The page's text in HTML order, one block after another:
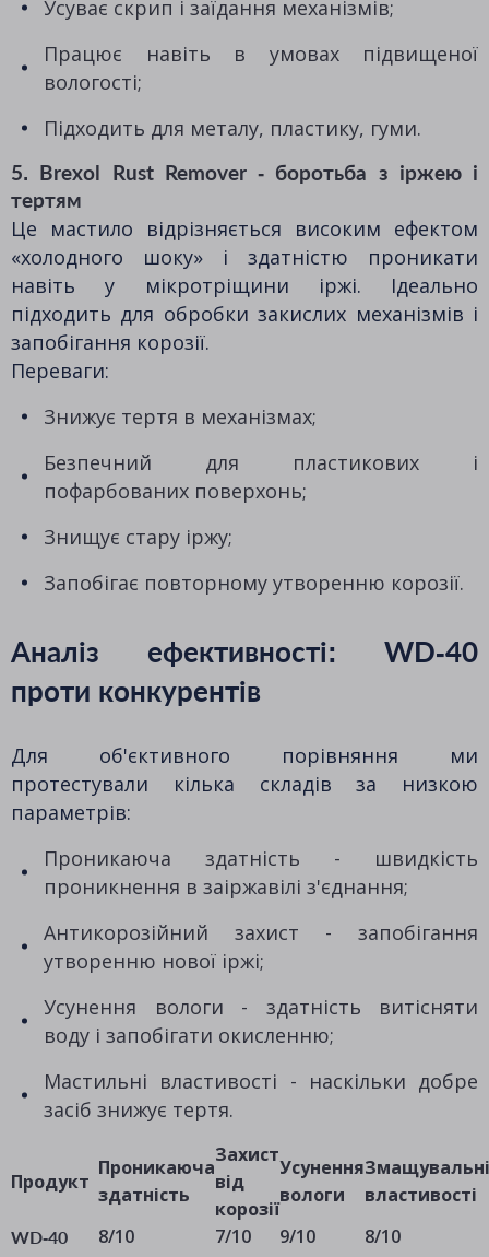
Усуває скрип і заїдання механізмів;
Працює навіть в умовах підвищеної
вологості;
Підходить для металу, пластику, гуми.
5. Brexol Rust Remover - боротьба з іржею і
тертям
Це мастило відрізняється високим ефектом
«холодного шоку» і здатністю проникати
навіть у мікротріщини іржі. Ідеально
підходить для обробки закислих механізмів і
запобігання корозії.
Переваги:
Знижує тертя в механізмах;
Безпечний для пластикових і
пофарбованих поверхонь;
Знищує стару іржу;
Запобігає повторному утворенню корозії.
Аналіз ефективності: WD-40
проти конкурентів
Для об'єктивного порівняння ми
протестували кілька складів за низкою
параметрів:
Проникаюча здатність - швидкість
проникнення в заіржавілі з'єднання;
Антикорозійний захист - запобігання
утворенню нової іржі;
Усунення вологи - здатність витісняти
воду і запобігати окисленню;
Мастильні властивості - наскільки добре
засіб знижує тертя.
Продукт
Проникаюча
здатність
Захист
від
корозії
Усунення
вологи
Змащувальні
властивості
WD-40 8/10 7/10 9/10 8/10